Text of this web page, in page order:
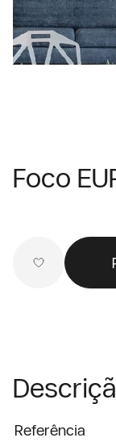
Foco
Referência